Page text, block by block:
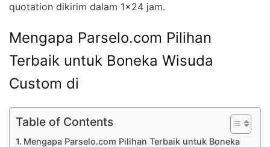
quotation dikirim dalam 1×24 jam.
Mengapa Parselo.com Pilihan
Terbaik untuk Boneka Wisuda
Custom di
Table of Contents
Mengapa Parselo.com Pilihan Terbaik untuk Boneka